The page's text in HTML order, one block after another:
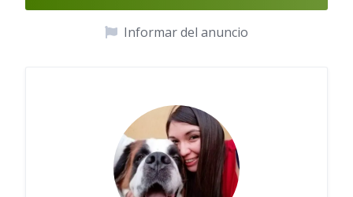
Informar del anuncio